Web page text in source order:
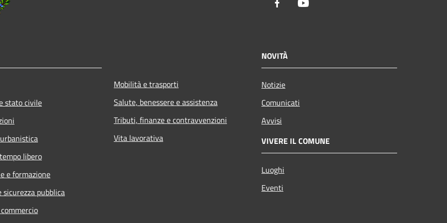
Facebook
stato civile
libero
e formazione
sicurezza pubblica
Mobilità e trasporti
Salute, benessere e assistenza
Tributi, finanze e contravvenzioni
Vita lavorativa
NOVITÀ
Notizie
Comunicati
Avvisi
VIVERE IL COMUNE
Luoghi
Eventi